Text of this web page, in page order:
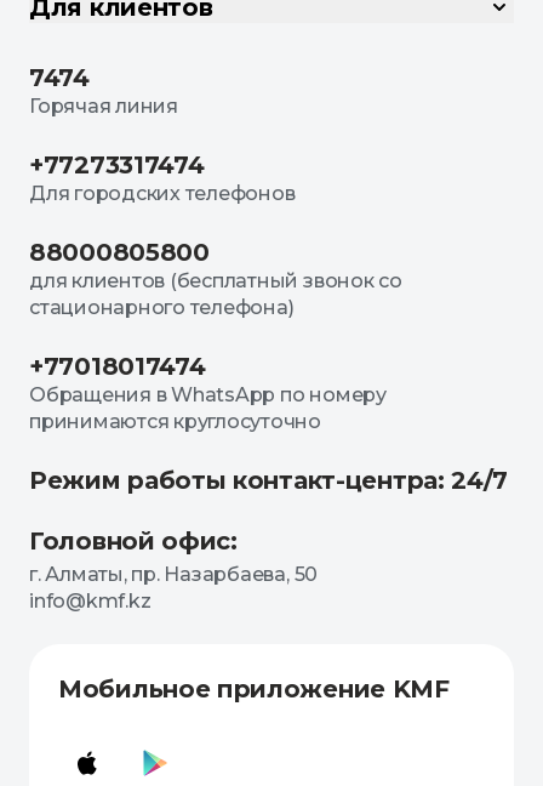
Для клиентов
7474
Горячая линия
+77273317474
Для городских телефонов
88000805800
для клиентов (бесплатный звонок со
стационарного телефона)
+77018017474
Обращения в WhatsApp по номеру
принимаются круглосуточно
Режим работы контакт-центра: 24/7
Головной офис:
г. Алматы, пр. Назарбаева, 50
info@kmf.kz
Мобильное приложение KMF